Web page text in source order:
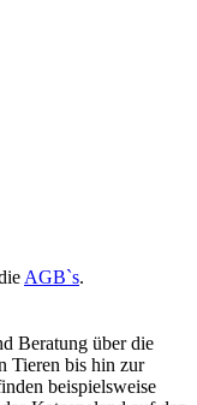
AGB`s.
Beratung über die
Tieren bis hin zur
beispielsweise